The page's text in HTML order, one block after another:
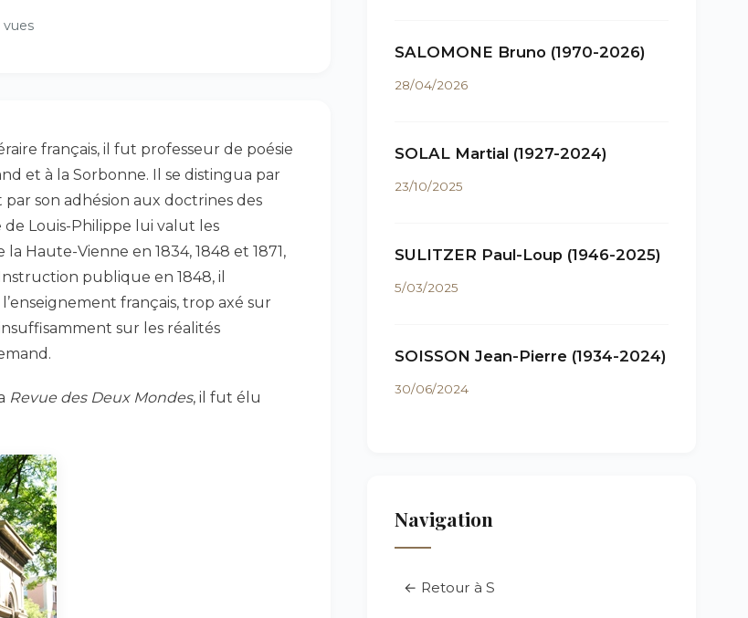
vues
français, il fut professeur de poésie
et à la Sorbonne. Il se distingua par
son adhésion aux doctrines des
de Louis-Philippe lui valut les
Haute-Vienne en 1834, 1848 et 1871,
publique en 1848, il
français, trop axé sur
sur les réalités
Revue des Deux Mondes, il fut élu
SALOMONE Bruno (1970-2026)
28/04/2026
SOLAL Martial (1927-2024)
23/10/2025
SULITZER Paul-Loup (1946-2025)
5/03/2025
SOISSON Jean-Pierre (1934-2024)
30/06/2024
Navigation
← Retour à S